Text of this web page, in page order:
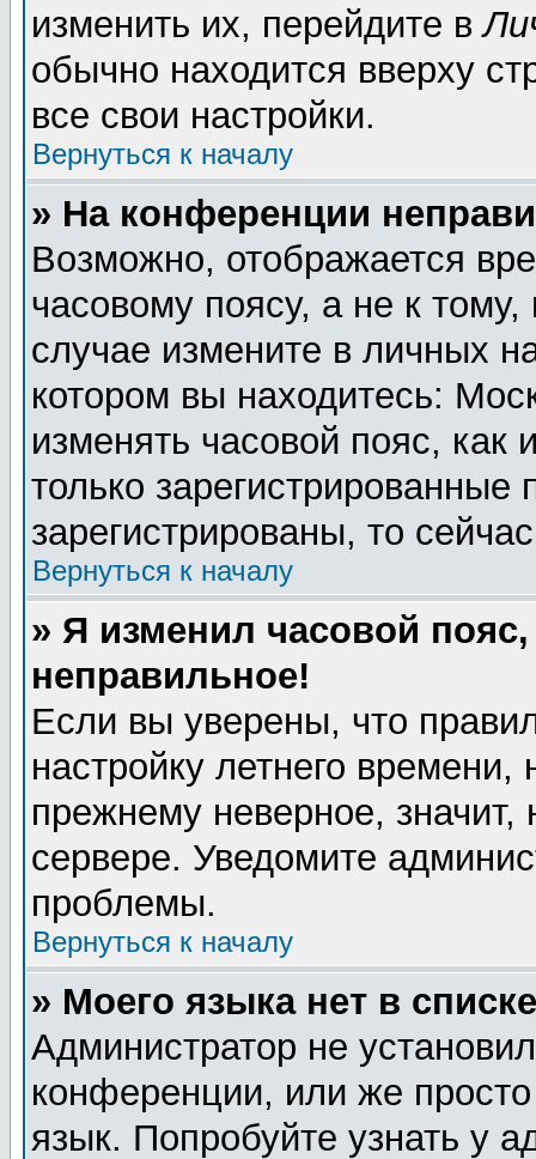
изменить их, перейдите в
обычно находится вверху
все свои настройки.
Вернуться к началу
» На конференции
Возможно, отображается
часовому поясу, а не к
случае измените в личных
котором вы находитесь:
изменять часовой пояс, как
только
зарегистрированы, то
Вернуться к началу
» Я изменил часовой
неправильное!
Если вы уверены, что
настройку летнего
прежнему неверное,
сервере. Уведомите
проблемы.
Вернуться к началу
» Моего языка нет в
Администратор не
конференции, или же
язык. Попробуйте узнать у